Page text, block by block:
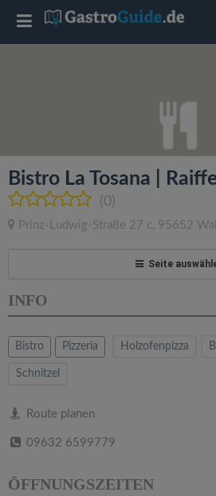
Bistro La Tosana |
(0)
Prinz-Ludwig-Straße 27 c, 95652
Seite
INFO
Bistro Pizzeria Holzofenpizza
Schnitzel
Route planen
09632 6599779
ÖFFNUNGSZEITEN
T
l
e
a
v
g
a